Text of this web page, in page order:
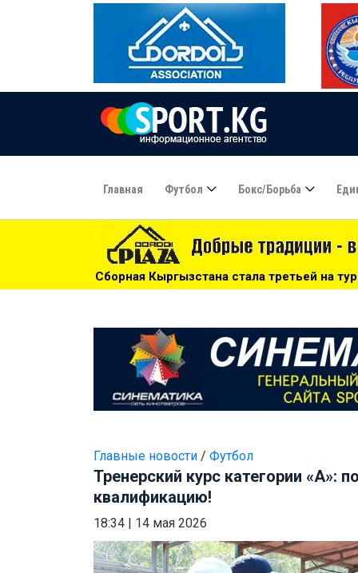
Главная Футбол Бокс/борьба
Кыргызстана стала третьей на турнире по пляжному
Главные новости / Футбол
Тренерский курс категории «А»:
квалификацию!
18:34 14 мая 2026